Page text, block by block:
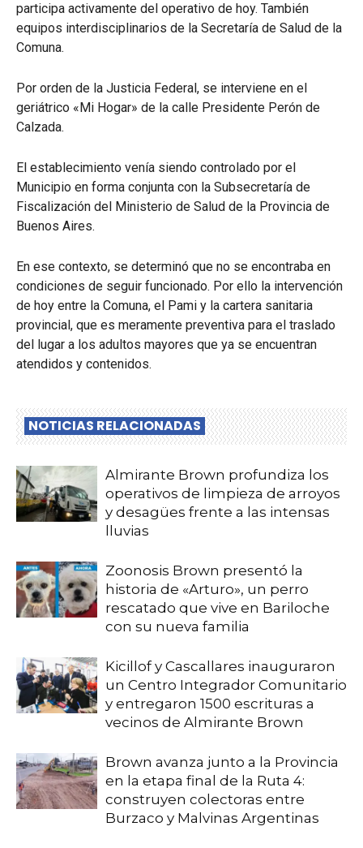
participa activamente del operativo de hoy. También
equipos interdisciplinarios de la Secretaría de Salud de la
Comuna.
Por orden de la Justicia Federal, se interviene en el
geriátrico «Mi Hogar» de la calle Presidente Perón de
Calzada.
El establecimiento venía siendo controlado por el
Municipio en forma conjunta con la Subsecretaría de
Fiscalización del Ministerio de Salud de la Provincia de
Buenos Aires.
En ese contexto, se determinó que no se encontraba en
condiciones de seguir funcionado. Por ello la intervención
de hoy entre la Comuna, el Pami y la cartera sanitaria
provincial, que es meramente preventiva para el traslado
del lugar a los adultos mayores que ya se encuentran
atendidos y contenidos.
NOTICIAS RELACIONADAS
Almirante Brown profundiza los
operativos de limpieza de arroyos
y desagües frente a las intensas
lluvias
Zoonosis Brown presentó la
historia de «Arturo», un perro
rescatado que vive en Bariloche
con su nueva familia
Kicillof y Cascallares inauguraron
un Centro Integrador Comunitario
y entregaron 1500 escrituras a
vecinos de Almirante Brown
Brown avanza junto a la Provincia
en la etapa final de la Ruta 4:
construyen colectoras entre
Burzaco y Malvinas Argentinas